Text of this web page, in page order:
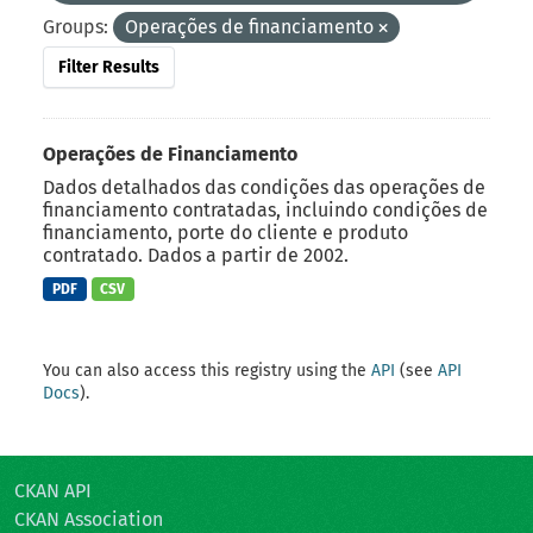
Groups:
Operações de financiamento
Filter Results
Operações de Financiamento
Dados detalhados das condições das operações de
financiamento contratadas, incluindo condições de
financiamento, porte do cliente e produto
contratado. Dados a partir de 2002.
PDF CSV
You can also access this registry using the API (see API
Docs).
CKAN API
CKAN Association